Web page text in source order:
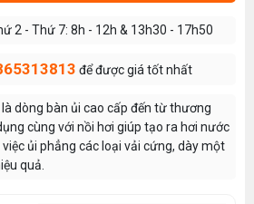
2 - Thứ 7: 8h - 12h & 13h30 - 17h50
để được giá tốt nhất
dòng bàn ủi cao cấp đến từ thương
cùng với nồi hơi giúp tạo ra hơi nước
ủi phẳng các loại vải cứng, dày một
quả.